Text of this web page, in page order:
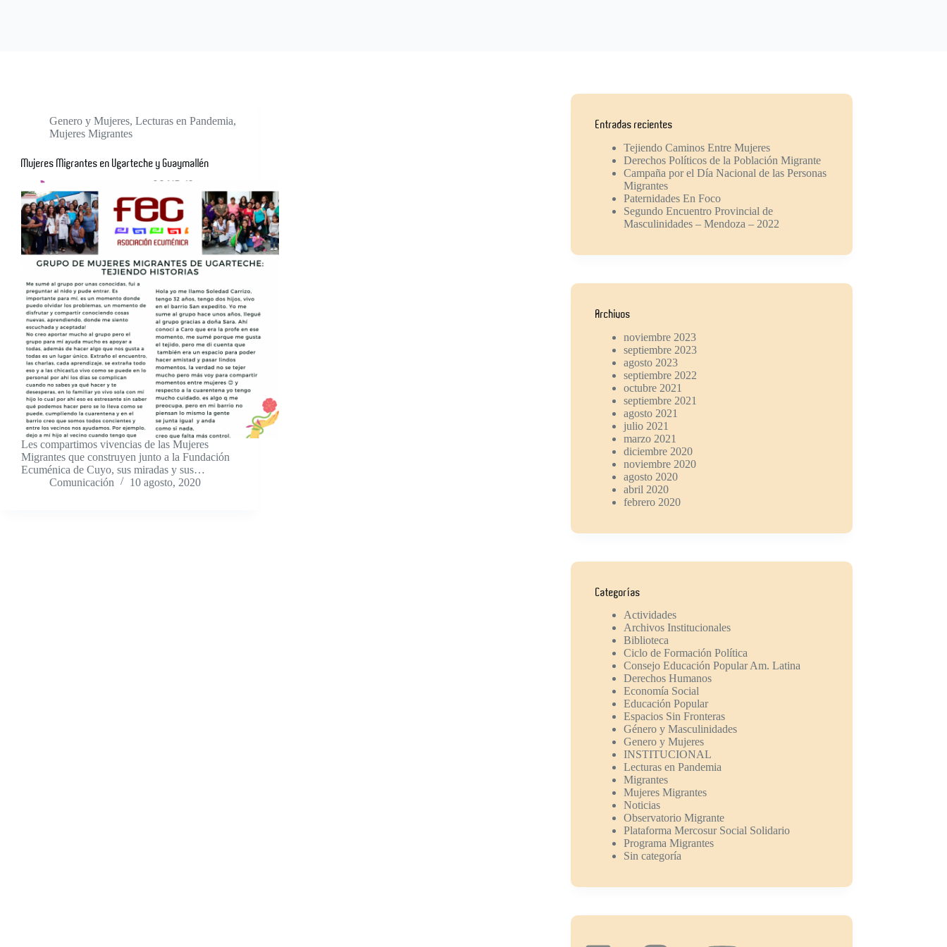
Genero y Mujeres, Lecturas en Pandemia,
Mujeres Migrantes
Mujeres Migrantes en Ugarteche y Guaymallén
Les compartimos vivencias de las Mujeres
Migrantes que construyen junto a la Fundación
Ecuménica de Cuyo, sus miradas y sus…
Comunicación
10 agosto, 2020
Entradas recientes
Tejiendo Caminos Entre Mujeres
Derechos Políticos de la Población Migrante
Campaña por el Día Nacional de las Personas
Migrantes
Paternidades En Foco
Segundo Encuentro Provincial de
Masculinidades – Mendoza – 2022
Archivos
noviembre 2023
septiembre 2023
agosto 2023
septiembre 2022
octubre 2021
septiembre 2021
agosto 2021
julio 2021
marzo 2021
diciembre 2020
noviembre 2020
agosto 2020
abril 2020
febrero 2020
Categorías
Actividades
Archivos Institucionales
Biblioteca
Ciclo de Formación Política
Consejo Educación Popular Am. Latina
Derechos Humanos
Economía Social
Educación Popular
Espacios Sin Fronteras
Género y Masculinidades
Genero y Mujeres
INSTITUCIONAL
Lecturas en Pandemia
Migrantes
Mujeres Migrantes
Noticias
Observatorio Migrante
Plataforma Mercosur Social Solidario
Programa Migrantes
Sin categoría